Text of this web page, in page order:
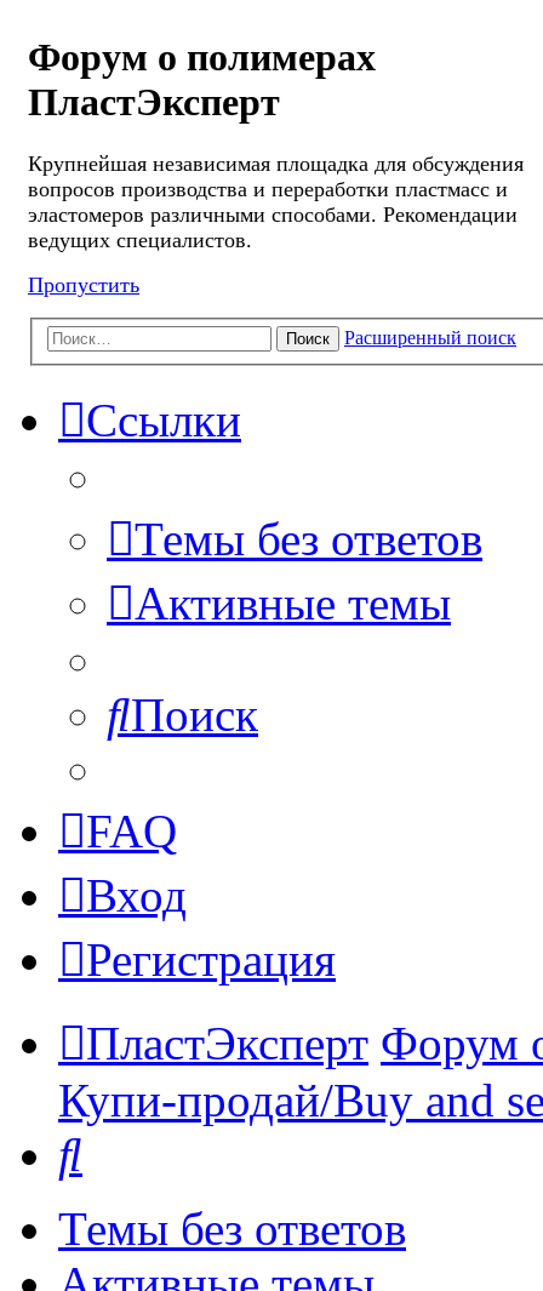
Форум о полимерах
ПластЭксперт
Крупнейшая независимая площадка для обсуждения
вопросов производства и переработки пластмасс и
эластомеров различными способами. Рекомендации
ведущих специалистов.
Пропустить
Поиск Расширенный поиск
Ссылки
Темы без ответов
Активные темы
Поиск
FAQ
Вход
Регистрация
ПластЭксперт Форум
Купи-продай/Buy and
Темы без ответов